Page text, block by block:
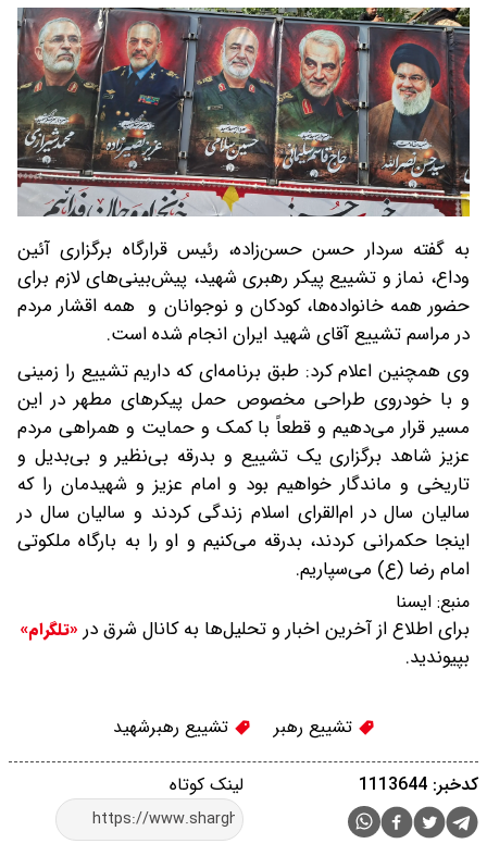
به گفته سردار حسن حسن‌زاده، رئیس قرارگاه برگزاری آئین
وداع، نماز و تشییع پیکر رهبری شهید، پیش‌بینی‌های لازم برای
حضور همه خانواده‌ها، کودکان و نوجوانان و همه اقشار مردم
در مراسم تشییع آقای شهید ایران انجام شده است.
وی همچنین اعلام کرد: طبق برنامه‌ای که داریم تشییع را زمینی
و با خودروی طراحی مخصوص حمل پیکرهای مطهر در این
مسیر قرار می‌دهیم و قطعاً با کمک و حمایت و همراهی مردم
عزیز شاهد برگزاری یک تشییع و بدرقه بی‌نظیر و بی‌بدیل و
تاریخی و ماندگار خواهیم بود و امام عزیز و شهیدمان را که
سالیان سال در ام‌القرای اسلام زندگی کردند و سالیان سال در
اینجا حکمرانی کردند، بدرقه می‌کنیم و او را به بارگاه ملکوتی
امام رضا (ع) می‌سپاریم.
منبع: ايسنا
برای اطلاع از آخرین اخبار و تحلیل‌ها به کانال شرق در «تلگرام»
بپیوندید.
تشییع رهبر تشییع رهبرشهید
لینک کوتاه کدخبر: 1113644